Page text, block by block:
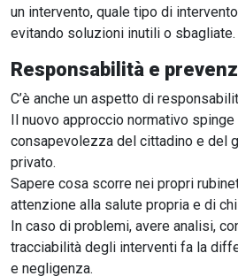
un intervento, quale tipo di
evitando soluzioni inutili o sbagliate.
Responsabilità e
C’è anche un aspetto di
Il nuovo approccio normativo
consapevolezza del cittadino e del
privato.
Sapere cosa scorre nei propri
attenzione alla salute propria e di
In caso di problemi, avere analisi,
tracciabilità degli interventi fa la
e negligenza.